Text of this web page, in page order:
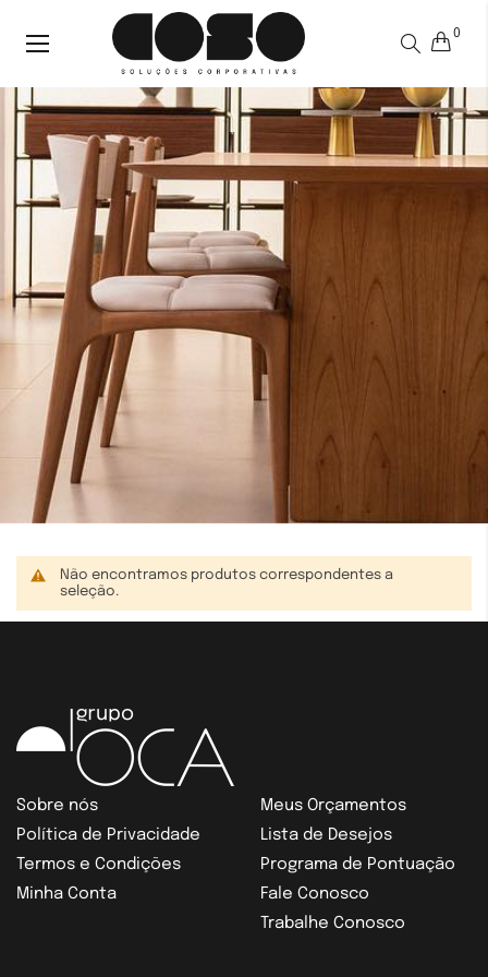
Alternar
0
Não encontramos produtos correspondentes a
seleção.
Sobre nós
Política de Privacidade
Termos e Condições
Minha Conta
Meus Orçamentos
Lista de Desejos
Programa de Pontuação
Fale Conosco
Trabalhe Conosco